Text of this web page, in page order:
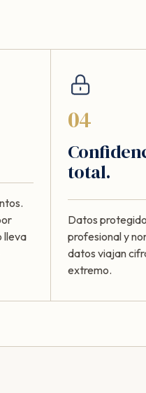
lleva
04
total.
Datos
profesional y
datos viajan
extremo.